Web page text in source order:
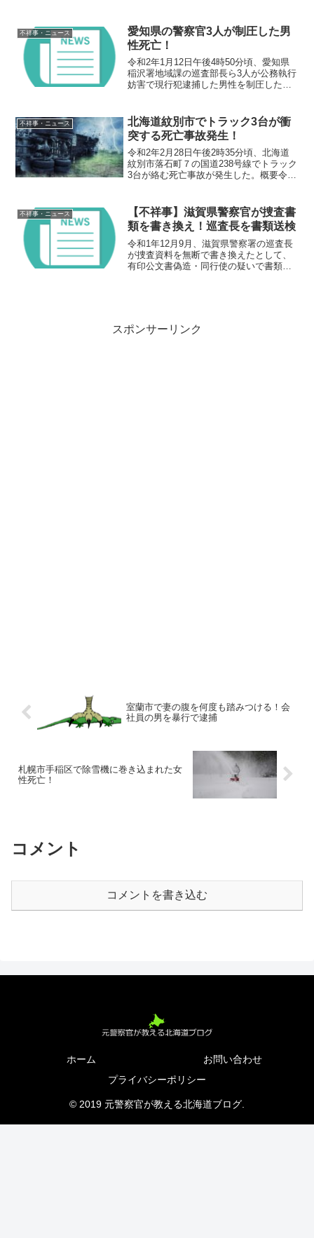
の59歳男が札幌市の中学校への放火をほ
のめかす電...
不祥事・ニュース
愛知県の警察官3人が制圧した男
性死亡！
令和2年1月12日午後4時50分頃、愛知県
稲沢署地域課の巡査部長ら3人が公務執行
妨害で現行犯逮捕した男性を制圧したと
50分頃、愛知県稲沢署地域課の巡査部長
ら3人が...
不祥事・ニュース
北海道紋別市でトラック3台が衝
突する死亡事故発生！
令和2年2月28日午後2時35分頃、北海道
紋別市落石町７の国道238号線でトラック
3台が絡む死亡事故が発生した。概要令和
運転する軽トラックと64歳が運転する...
不祥事・ニュース
【不祥事】滋賀県警察官が捜査書
類を書き換え！巡査長を書類送検
令和1年12月9月、滋賀県警察署の巡査長
が捜査資料を無断で書き換えたとして、
有印公文書偽造・同行使の疑いで書類送
スポンサーリンク
室蘭市で妻の腹を何度も踏みつける！会
社員の男を暴行で逮捕
札幌市手稲区で除雪機に巻き込まれた女
性死亡！
コメント
コメントを書き込む
ホーム
お問い合わせ
プライバシーポリシー
© 2019 元警察官が教える北海道ブログ.